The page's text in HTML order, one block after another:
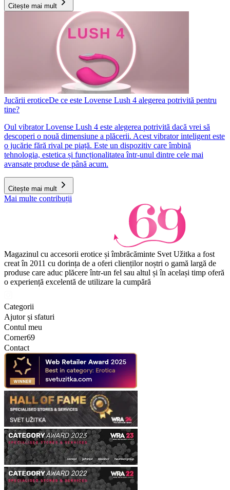
Citește mai mult
Jucării eroticeDe ce este Lovense Lush 4 alegerea potrivită pentru
tine?
Oul vibrator Lovense Lush 4 este alegerea potrivită dacă vrei să
descoperi o nouă dimensiune a plăcerii. Acest vibrator inteligent este
o jucărie fără rival pe piață. Este un dispozitiv care îmbină
tehnologia, estetica și funcționalitatea într-unul dintre cele mai
avansate produse de până acum.
Citește mai mult
Mai multe contribuții
Magazinul cu accesorii erotice și îmbrăcăminte Svet Užitka a fost
creat în 2011 cu dorința de a oferi clienților noștri o gamă largă de
produse care aduc plăcere într-un fel sau altul și în același timp oferă
o experiență excelentă de utilizare la cumpără
Categorii
Ajutor și sfaturi
Contul meu
Corner69
Contact